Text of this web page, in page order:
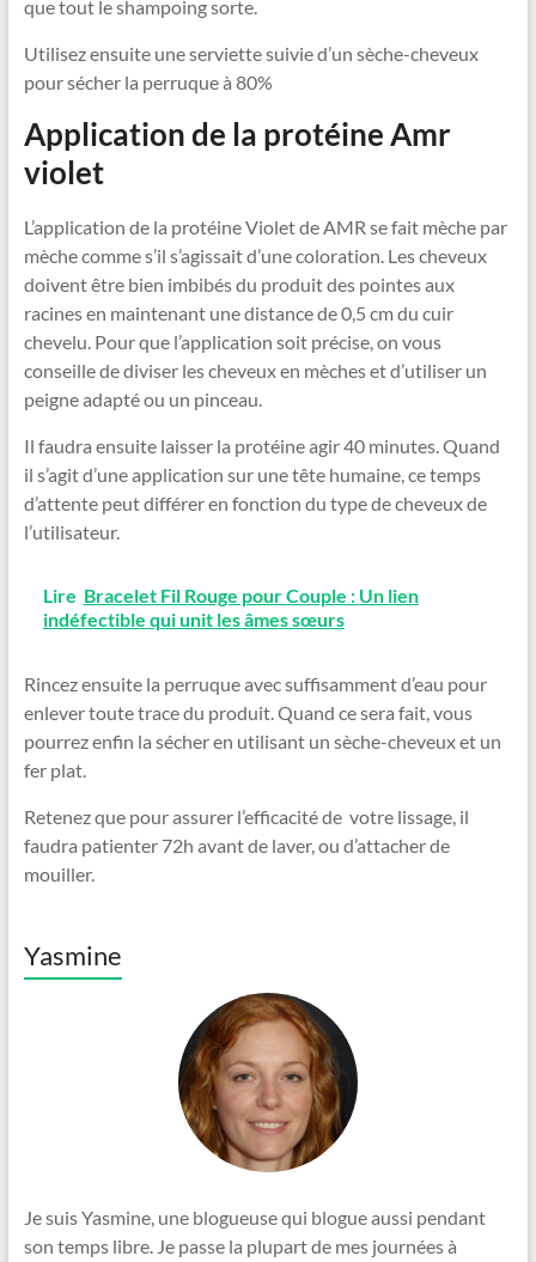
que tout le shampoing sorte.
Utilisez ensuite une serviette suivie d’un sèche-cheveux
pour sécher la perruque à 80%
Application de la protéine Amr
violet
L’application de la protéine Violet de AMR se fait mèche par
mèche comme s’il s’agissait d’une coloration. Les cheveux
doivent être bien imbibés du produit des pointes aux
racines en maintenant une distance de 0,5 cm du cuir
chevelu. Pour que l’application soit précise, on vous
conseille de diviser les cheveux en mèches et d’utiliser un
peigne adapté ou un pinceau.
Il faudra ensuite laisser la protéine agir 40 minutes. Quand
il s’agit d’une application sur une tête humaine, ce temps
d’attente peut différer en fonction du type de cheveux de
l’utilisateur.
Lire Bracelet Fil Rouge pour Couple : Un lien
indéfectible qui unit les âmes sœurs
Rincez ensuite la perruque avec suffisamment d’eau pour
enlever toute trace du produit. Quand ce sera fait, vous
pourrez enfin la sécher en utilisant un sèche-cheveux et un
fer plat.
Retenez que pour assurer l’efficacité de votre lissage, il
faudra patienter 72h avant de laver, ou d’attacher de
mouiller.
Yasmine
Je suis Yasmine, une blogueuse qui blogue aussi pendant
son temps libre. Je passe la plupart de mes journées à